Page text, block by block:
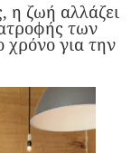
η ζωή αλλάζει
των
χρόνο για την